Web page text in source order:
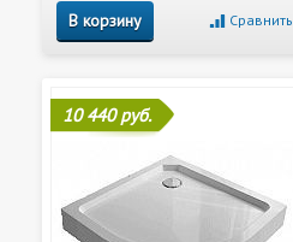
В корзину Сравнить
10 440 руб.